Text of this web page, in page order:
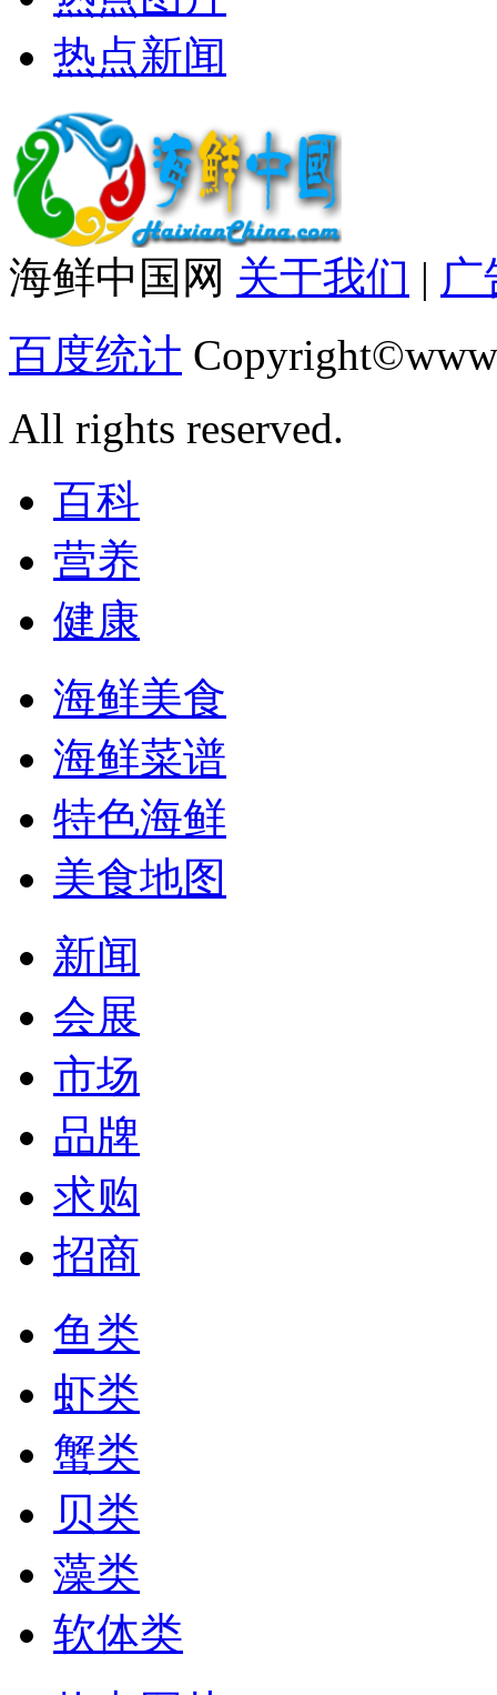
热点新闻
海鲜中国网 关于我们 | 广
百度统计
All rights reserved.
百科
营养
健康
海鲜美食
海鲜菜谱
特色海鲜
美食地图
新闻
会展
市场
品牌
求购
招商
鱼类
虾类
蟹类
贝类
藻类
软体类